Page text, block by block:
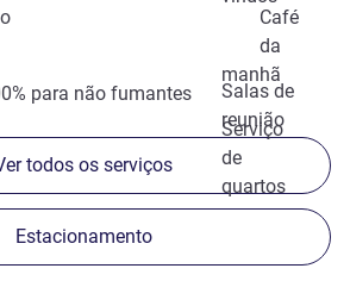
Café
da
manhã
Salas de
reunião
para não fumantes
Serviço
de
quartos
todos os serviços
Estacionamento